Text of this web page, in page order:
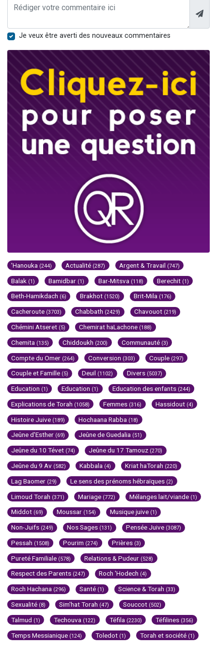
Je veux être averti des nouveaux commentaires
'Hanouka (244) Actualité (287) Argent & Travail (747)
Balak (1) Bamidbar (1) Bar-Mitsva (118) Berechit (1)
Beth-Hamikdach (6) Brakhot (1520) Brit-Mila (176)
Cacheroute (3703) Chabbath (2429) Chavouot (219)
Chémini Atseret (5) Chemirat haLachone (188)
Chemita (135) Chiddoukh (200) Communauté (3)
Compte du Omer (264) Conversion (303) Couple (297)
Couple et Famille (5) Deuil (1102) Divers (5037)
Education (1) Education (1) Education des enfants (244)
Explications de Torah (1058) Femmes (316) Hassidout (4)
Histoire Juive (189) Hochaana Rabba (18)
Jeûne d'Esther (69) Jeûne de Guedalia (51)
Jeûne du 10 Tévet (74) Jeûne du 17 Tamouz (270)
Jeûne du 9 Av (582) Kabbala (4) Kriat haTorah (220)
Lag Baomer (29) Le sens des prénoms hébraïques (2)
Limoud Torah (371) Mariage (772) Mélanges lait/viande (1)
Middot (69) Moussar (154) Musique juive (1)
Non-Juifs (249) Nos Sages (131) Pensée Juive (3087)
Pessah (1508) Pourim (274) Prières (3)
Pureté Familiale (578) Relations & Pudeur (528)
Respect des Parents (247) Roch 'Hodech (4)
Roch Hachana (296) Santé (1) Science & Torah (33)
Sexualité (8) Sim'hat Torah (47) Souccot (502)
Talmud (1) Techouva (122) Téfila (2230) Téfilines (356)
Temps Messianique (124) Toledot (1) Torah et société (1)